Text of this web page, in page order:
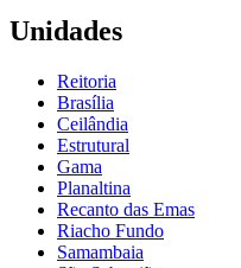
Unidades
Reitoria
Brasília
Ceilândia
Estrutural
Gama
Planaltina
Recanto das Emas
Riacho Fundo
Samambaia